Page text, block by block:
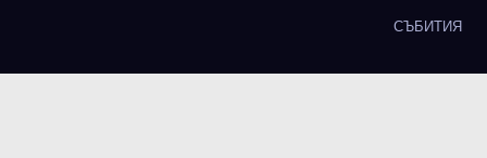
СЪБИТИЯ